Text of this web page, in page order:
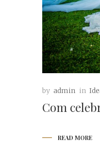
by admin in
Com
READ MORE